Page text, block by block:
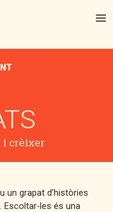
i crèixer
un grapat d’històries
Escoltar-les és una